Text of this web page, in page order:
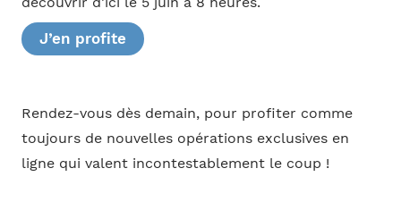
J’en profite
Rendez-vous dès demain, pour profiter comme
toujours de nouvelles opérations exclusives en
ligne qui valent incontestablement le coup !